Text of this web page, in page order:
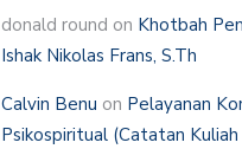
donald round on Khotbah
Ishak Nikolas Frans, S.Th
Calvin Benu on Pelayanan
Psikospiritual (Catatan